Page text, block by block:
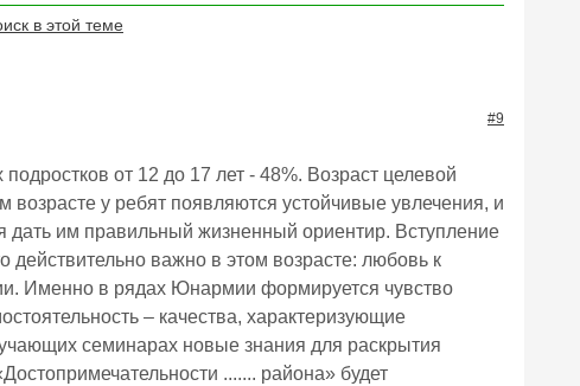
в этой теме
#9
от 12 до 17 лет - 48%. Возраст целевой
у ребят появляются устойчивые увлечения, и
дать им правильный жизненный ориентир. Вступление
действительно важно в этом возрасте: любовь к
Именно в рядах Юнармии формируется чувство
– качества, характеризующие
семинарах новые знания для раскрытия
....... района» будет